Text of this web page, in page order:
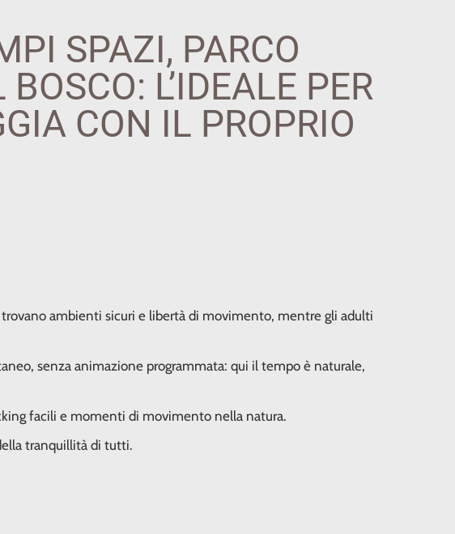
SPAZI, PARCO
L’IDEALE PER
CON IL PROPRIO
ambienti sicuri e libertà di movimento, mentre gli adulti
senza animazione programmata: qui il tempo è naturale,
facili e momenti di movimento nella natura.
tranquillità di tutti.